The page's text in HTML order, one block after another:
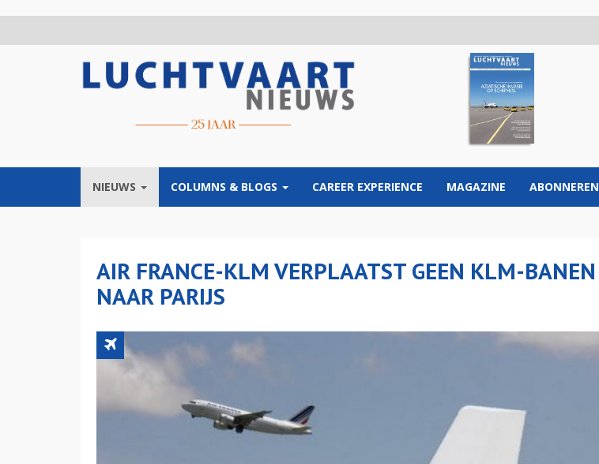
NIEUWS COLUMNS & BLOGS CAREER EXPERIENCE MAGAZINE ABONNEREN
AIR FRANCE-KLM VERPLAATST GEEN KLM-BANEN
NAAR PARIJS